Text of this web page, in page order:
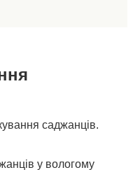
саджанців.
у вологому